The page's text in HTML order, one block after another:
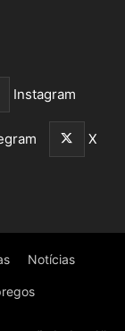
Instagram
X
Notícias